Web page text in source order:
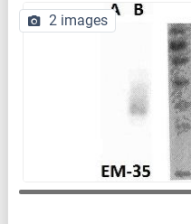
2 images